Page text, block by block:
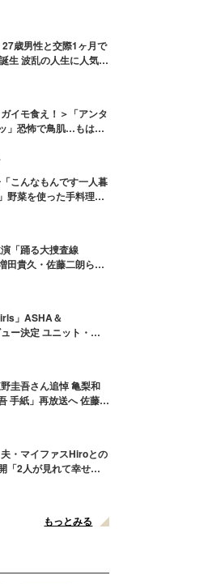
を」
歳男性と交際1ヶ月で
生 波乱の人生に人気タ
イモ食え！＞「アンタ
」恐怖で鳥肌…もはや
こんなもんです一人暮
野菜を使った手料理公
「踊る大捜査線
田貴久・佐藤二朗ら新
ード”も
」ASHA＆
ー決定 ユニット・
圭吾さん追悼 亀梨和
手紙」再放送へ 佐藤隆
・マイファスHiroとの
「2人が見れて幸せ」
もっとみる